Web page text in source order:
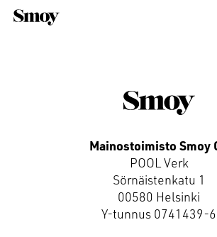
ETUSIVU
PALVELUT
Mainostoimisto Smoy
POOL Verk
Sörnäistenkatu 1
00580 Helsinki
Y-tunnus 0741439-6